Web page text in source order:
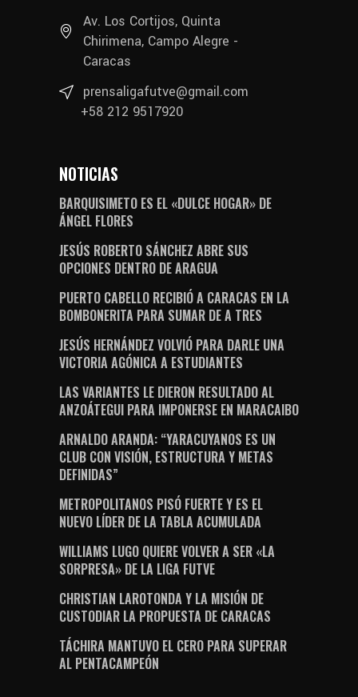
Av. Los Cortijos, Quinta
Chirimena, Campo Alegre -
Caracas
prensaligafutve@gmail.com
+58 212 9517920
NOTICIAS
BARQUISIMETO ES EL «DULCE HOGAR» DE
ÁNGEL FLORES
JESÚS ROBERTO SÁNCHEZ ABRE SUS
OPCIONES DENTRO DE ARAGUA
PUERTO CABELLO RECIBIÓ A CARACAS EN LA
BOMBONERITA PARA SUMAR DE A TRES
JESÚS HERNÁNDEZ VOLVIÓ PARA DARLE UNA
VICTORIA AGÓNICA A ESTUDIANTES
LAS VARIANTES LE DIERON RESULTADO AL
ANZOÁTEGUI PARA IMPONERSE EN MARACAIBO
ARNALDO ARANDA: “YARACUYANOS ES UN
CLUB CON VISIÓN, ESTRUCTURA Y METAS
DEFINIDAS”
METROPOLITANOS PISÓ FUERTE Y ES EL
NUEVO LÍDER DE LA TABLA ACUMULADA
WILLIAMS LUGO QUIERE VOLVER A SER «LA
SORPRESA» DE LA LIGA FUTVE
CHRISTIAN LAROTONDA Y LA MISIÓN DE
CUSTODIAR LA PROPUESTA DE CARACAS
TÁCHIRA MANTUVO EL CERO PARA SUPERAR
AL PENTACAMPEÓN